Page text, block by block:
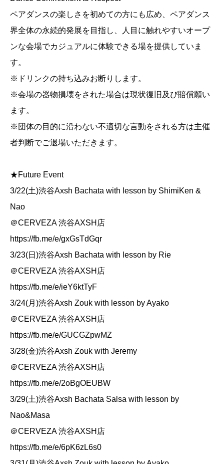
ペアダンスの楽しさを初めての方にも広め、ペアダンス
界全体の永続的発展を目指し、人目に触れやすいオープ
ンな会場でカジュアルに体験できる場を提供していま
す。
※ドリンクの持ち込みお断りします。
※会場の器物損壊をされた場合は現状復旧及び賠償願い
ます。
※団体の目的に沿わない不適切な言動をされる方は主催
者判断でご退場いただきます。
★Future Event
3/22(土)渋谷Axsh Bachata with lesson by ShimiKen &
Nao
＠CERVEZA 渋谷AXSH店
https://fb.me/e/gxGsTdGqr
3/23(日)渋谷Axsh Bachata with lesson by Rie
＠CERVEZA 渋谷AXSH店
https://fb.me/e/ieY6ktTyF
3/24(月)渋谷Axsh Zouk with lesson by Ayako
＠CERVEZA 渋谷AXSH店
https://fb.me/e/GUCGZpwMZ
3/28(金)渋谷Axsh Zouk with Jeremy
＠CERVEZA 渋谷AXSH店
https://fb.me/e/2oBgOEUBW
3/29(土)渋谷Axsh Bachata Salsa with lesson by
Nao&Masa
＠CERVEZA 渋谷AXSH店
https://fb.me/e/6pK6zL6s0